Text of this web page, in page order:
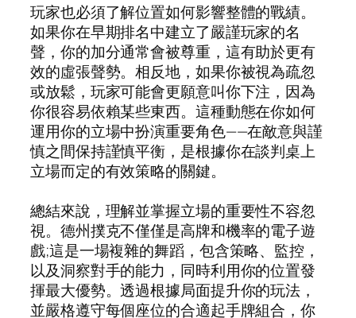
玩家也必須了解位置如何影響整體的戰績。
如果你在早期排名中建立了嚴謹玩家的名
聲，你的加分通常會被尊重，這有助於更有
效的虛張聲勢。相反地，如果你被視為疏忽
或放鬆，玩家可能會更願意叫你下注，因為
你很容易依賴某些東西。這種動態在你如何
運用你的立場中扮演重要角色——在敵意與謹
慎之間保持謹慎平衡，是根據你在談判桌上
立場而定的有效策略的關鍵。
總結來說，理解並掌握立場的重要性不容忽
視。德州撲克不僅僅是高牌和機率的電子遊
戲;這是一場複雜的舞蹈，包含策略、監控，
以及洞察對手的能力，同時利用你的位置發
揮最大優勢。透過根據局面提升你的玩法，
並嚴格遵守每個座位的合適起手牌組合，你